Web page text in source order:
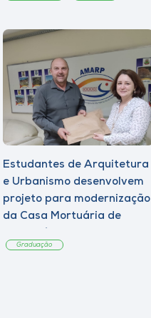
Estudantes de Arquitetura
e Urbanismo desenvolvem
projeto para modernização
da Casa Mortuária de
Graduação